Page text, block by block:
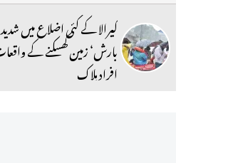
کیرالا کے کئی اضلاع میں شدید
افراد ہلاک